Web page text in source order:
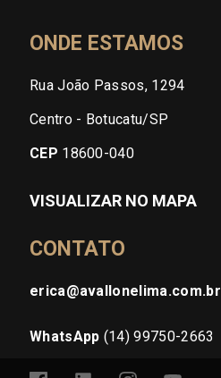
ONDE ESTAMOS
Rua João Passos, 1294
Centro - Botucatu/SP
CEP 18600-040
VISUALIZAR NO MAPA
CONTATO
erica@avallonelima.com.br
WhatsApp (14) 99750-2663